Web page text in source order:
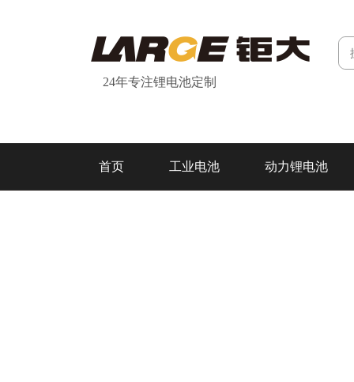
24年专注锂电池定制
首页 工业电池 动力锂电池